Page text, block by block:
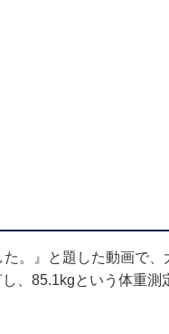
。』と題した動画で、
、85.1kgという体重測